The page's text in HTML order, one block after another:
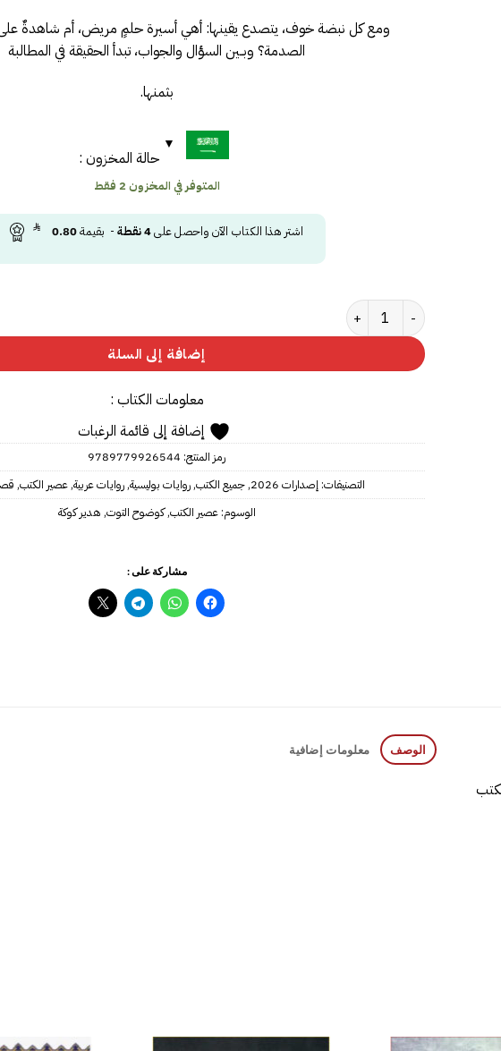
ومع كل نبضة خوف، يتصدع يقينها: أهي أسيرة حلمٍ مريض، أم شاهدةٌ
الصدمة؟ وبــين السؤال والجواب، تبدأ الحقيقة في المطالبة
بثمنها.
حالة المخزون :
المتوفر في المخزون 2 فقط
اشتر هذا الكتاب الآن واحصل على4نقطة- بقيمة0.80
كمية كوضوح التوت
إضافة إلى السلة
معلومات الكتاب :
إضافة إلى قائمة الرغبات
رمز المنتج: 9789779926544
التصنيفات:إصدارات 2026 ,جميع الكتب,روايات بوليسية,روايات عربية,عصير الكتب,
الوسوم:عصير الكتب,كوضوح التوت, هدير كوكة
مشاركة على :
الوصف معلومات إضافية